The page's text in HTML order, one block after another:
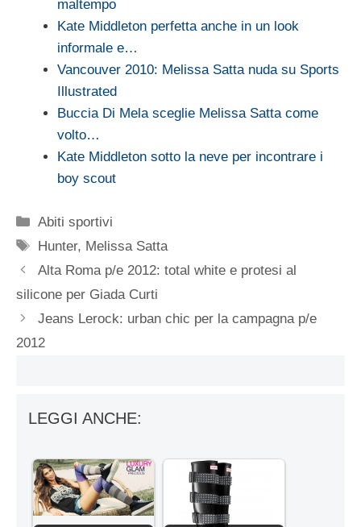
maltempo
Kate Middleton perfetta anche in un look
informale e…
Vancouver 2010: Melissa Satta nuda su Sports
Illustrated
Buccia Di Mela sceglie Melissa Satta come
volto…
Kate Middleton sotto la neve per incontrare i
boy scout
Categorie
Abiti sportivi
Tag
Hunter, Melissa Satta
Alta Roma p/e 2012: total white e protesi al
silicone per Giada Curti
Jeans Lerock: urban chic per la campagna p/e
2012
LEGGI ANCHE: